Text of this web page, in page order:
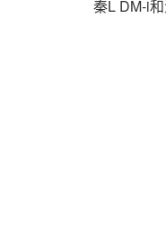
秦L DM-i